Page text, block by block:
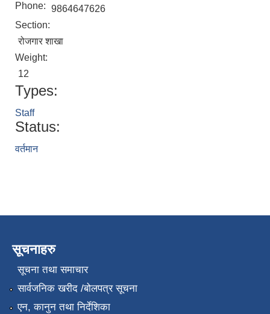
Phone: 9864647626
Section:
रोजगार शाखा
Weight:
12
Types:
Staff
Status:
वर्तमान
सूचनाहरु
सूचना तथा समाचार
सार्वजनिक खरीद /बोलपत्र सूचना
एन, कानुन तथा निर्देशिका